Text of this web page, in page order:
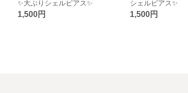
✨大ぶりシェルピアス✨
1,500円
シェルピアス✨
1,500円